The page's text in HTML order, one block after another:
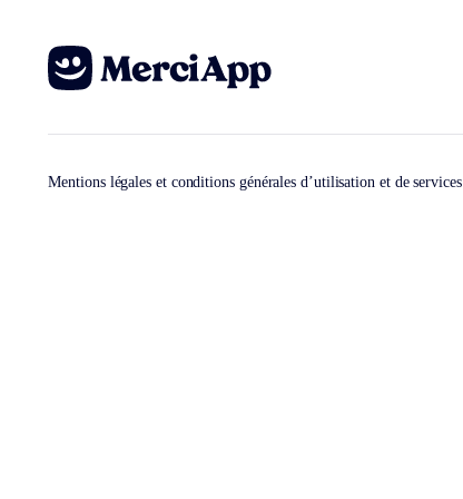
Mentions légales et conditions générales d’utilisation et de services